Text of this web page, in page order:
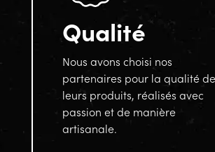
Qualité
Nous avons choisi nos
partenaires pour la qualité de
leurs produits, réalisés avec
passion et de manière
artisanale.